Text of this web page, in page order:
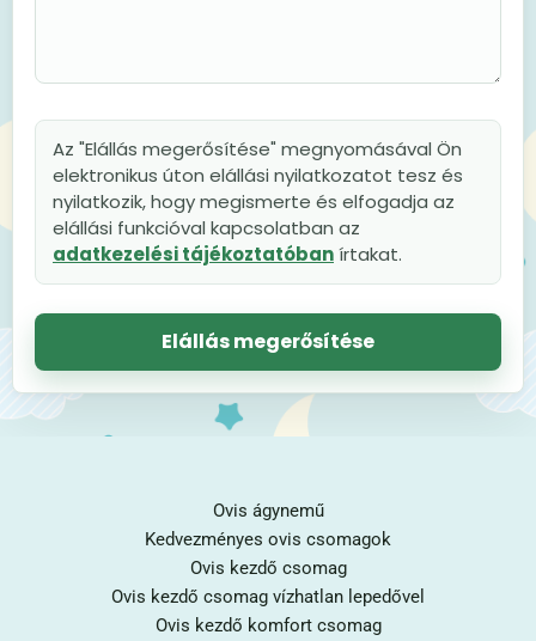
Az "Elállás megerősítése" megnyomásával Ön
elektronikus úton elállási nyilatkozatot tesz és
nyilatkozik, hogy megismerte és elfogadja az
elállási funkcióval kapcsolatban az
adatkezelési tájékoztatóbanírtakat.
Elállás megerősítése
Ovis ágynemű
Kedvezményes ovis csomagok
Ovis kezdő csomag
Ovis kezdő csomag vízhatlan lepedővel
Ovis kezdő komfort csomag